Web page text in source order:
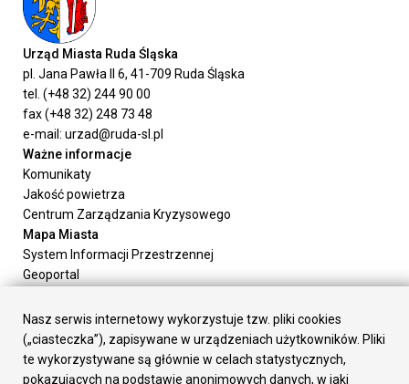
Urząd Miasta Ruda Śląska
pl. Jana Pawła II 6, 41-709 Ruda Śląska
tel. (+48 32) 244 90 00
fax (+48 32) 248 73 48
e-mail: urzad@ruda-sl.pl
Ważne informacje
Komunikaty
Jakość powietrza
Centrum Zarządzania Kryzysowego
Mapa Miasta
System Informacji Przestrzennej
Geoportal
Załatw sprawę
Prezydent Miasta
Rada Miasta
Wydziały
Nasz serwis internetowy wykorzystuje tzw. pliki cookies
(„ciasteczka”), zapisywane w urządzeniach użytkowników. Pliki
te wykorzystywane są głównie w celach statystycznych,
pokazujących na podstawie anonimowych danych, w jaki